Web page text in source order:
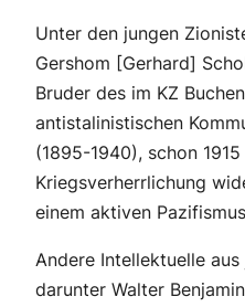
Unter den jungen
Gershom [Gerhard]
Bruder des im KZ
antistalinistischen
(1895-1940), schon
Kriegsverherrlichung
einem aktiven
Andere Intellektuelle
darunter Walter